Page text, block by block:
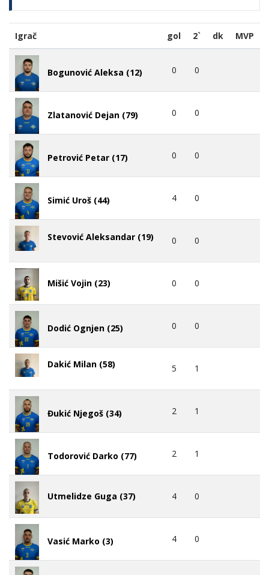
Igrač gol 2` dk MVP
Bogunović Aleksa (12) 0 0
Zlatanović Dejan (79) 0 0
Petrović Petar (17) 0 0
Simić Uroš (44) 4 0
Stevović Aleksandar (19) 0 0
Mišić Vojin (23) 0 0
Dodić Ognjen (25) 0 0
Dakić Milan (58) 5 1
Đukić Njegoš (34) 2 1
Todorović Darko (77) 2 1
Utmelidze Guga (37) 4 0
Vasić Marko (3) 4 0